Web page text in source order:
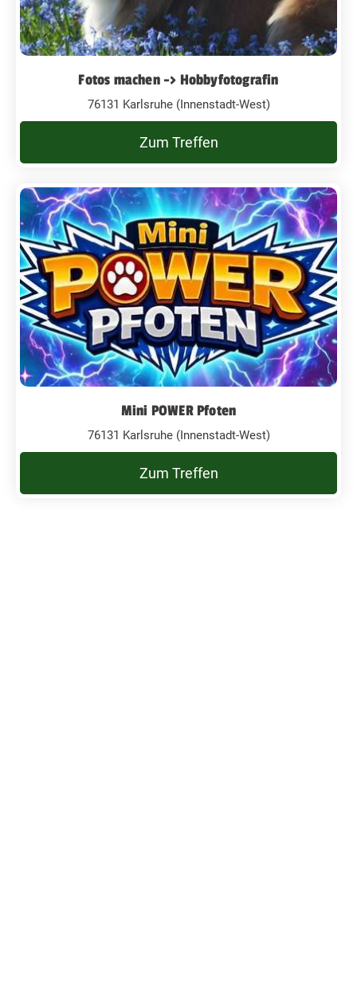
Fotos machen -> Hobbyfotografin
76131 Karlsruhe (Innenstadt-West)
Zum Treffen
Mini POWER Pfoten
76131 Karlsruhe (Innenstadt-West)
Zum Treffen